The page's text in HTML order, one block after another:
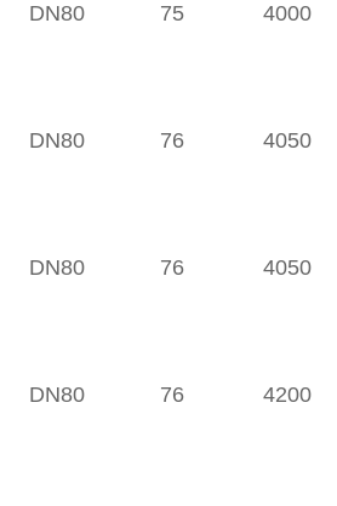
DN80 75 4000
DN80 76 4050
DN80 76 4050
DN80 76 4200